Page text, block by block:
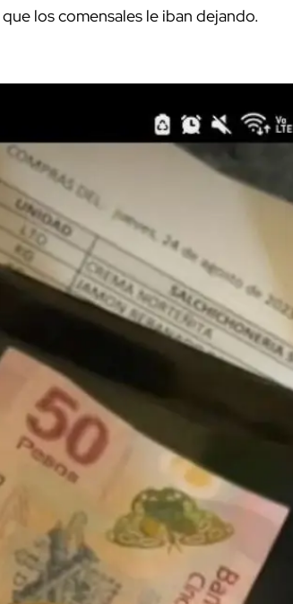
que los comensales le iban dejando.